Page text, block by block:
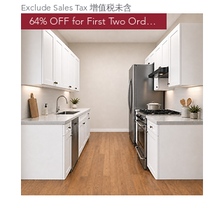
Exclude Sales Tax 增值税未含
64% OFF for First Two Order!